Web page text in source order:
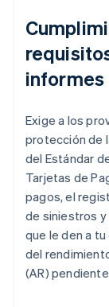
informes
Exige a los
protección de
del Estándar
Tarjetas de
pagos, el
de siniestros
que le den a
del
(AR)